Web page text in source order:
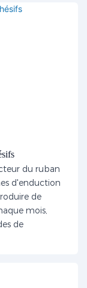
du ruban
d'enduction
de
mois,
de